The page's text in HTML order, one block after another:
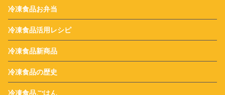
冷凍食品お弁当
冷凍食品活用レシピ
冷凍食品新商品
冷凍食品の歴史
冷凍食品ごはん